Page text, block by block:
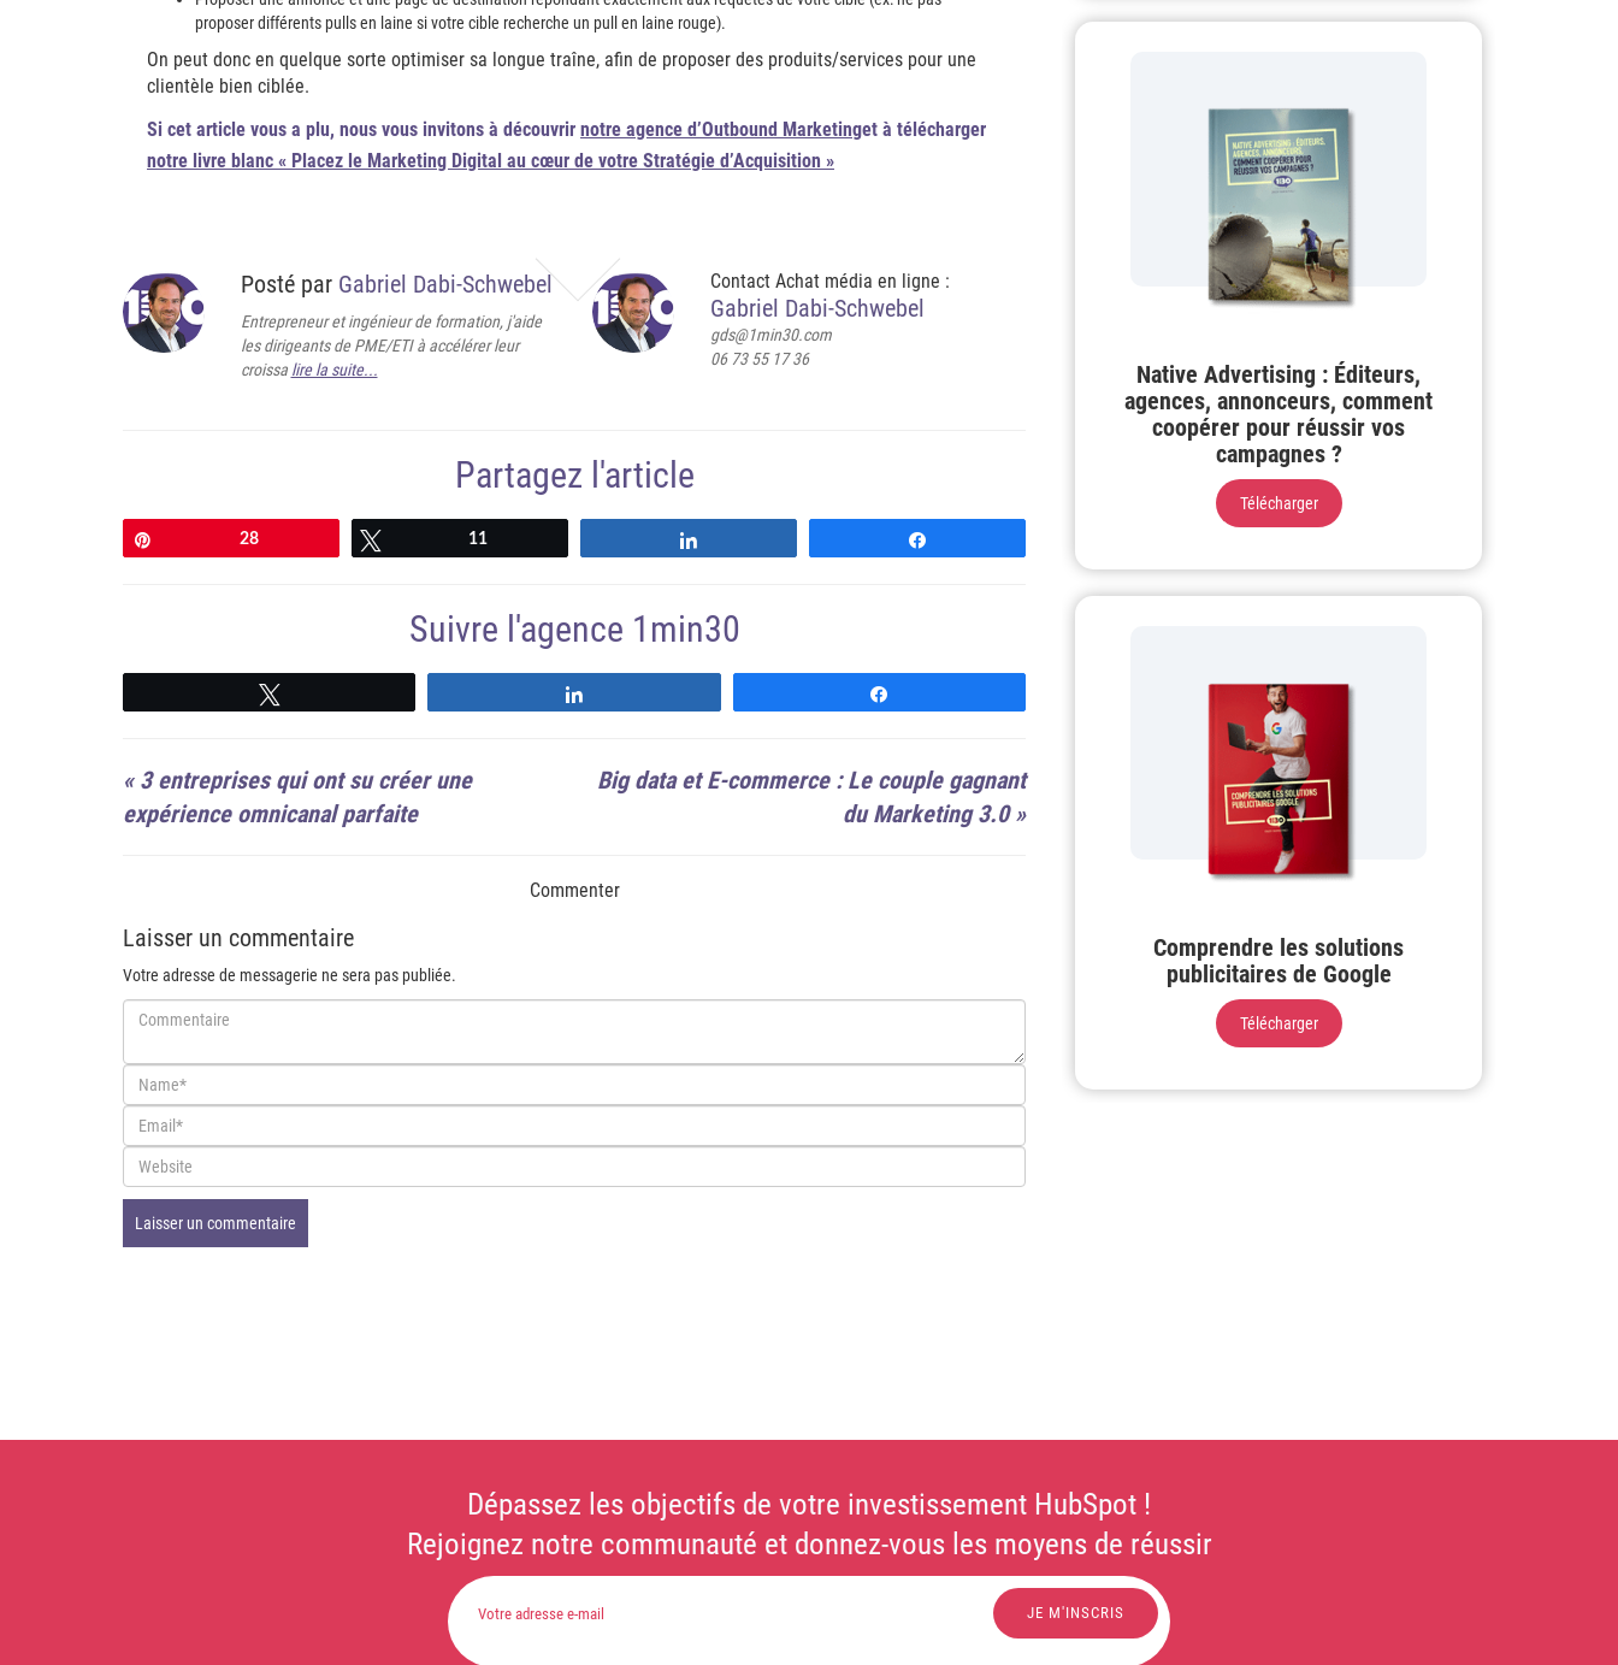
proposer différents pulls en laine si votre cible recherche un pull en laine rouge).
On peut donc en quelque sorte optimiser sa longue traîne, afin de proposer des produits/services pour une
clientèle bien ciblée.
Si cet article vous a plu, nous vous invitons à découvrir notre agence d’Outbound Marketinget à télécharger
notre livre blanc « Placez le Marketing Digital au cœur de votre Stratégie d’Acquisition »
Posté par Gabriel Dabi-Schwebel
Entrepreneur et ingénieur de formation, j'aide
les dirigeants de PME/ETI à accélérer leur
croissa lire la suite...
Contact Achat média en ligne :
Gabriel Dabi-Schwebel
gds@1min30.com
06 73 55 17 36
Partagez l'article
28 11
Suivre l'agence 1min30
« 3 entreprises qui ont su créer une
expérience omnicanal parfaite
Big data et E-commerce : Le couple gagnant
du Marketing 3.0»
Commenter
Laisser un commentaire
Votre adresse de messagerie ne sera pas publiée.
Native Advertising : Éditeurs,
agences, annonceurs, comment
coopérer pour réussir vos
campagnes ?
Télécharger
Comprendre les solutions
publicitaires de Google
Télécharger
Dépassez les objectifs de votre investissement HubSpot !
Rejoignez notre communauté et donnez-vous les moyens de réussir